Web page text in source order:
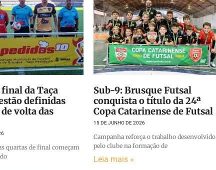
da Taça
definidas
volta das
quartas de final começam
Sub-9: Brusque Futsal
conquista o título da 24ª
Copa Catarinense de Futsal
15 DE JUNHO DE 2026
Campanha reforça o trabalho desenvolvido
pelo clube na formação de
Leia mais »